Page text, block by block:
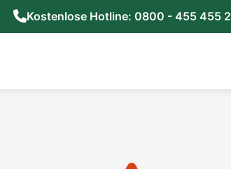
Kostenlose Hotline: 0800 - 455 455 2